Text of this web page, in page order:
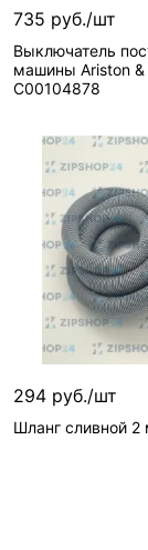
/ Товар /
Базовая
шт
ID поста
735 руб./шт
Выключатель
машины Ariston
C00104878
В
3 шт
Вид
Выключатель
Артикул—
KG0028528
Реквизиты—
/ Товар /
294 руб./шт
Шланг сливной 2